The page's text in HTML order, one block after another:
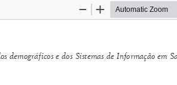
Zoom
Zoom
demográficos e dos Sistemas de Informação em